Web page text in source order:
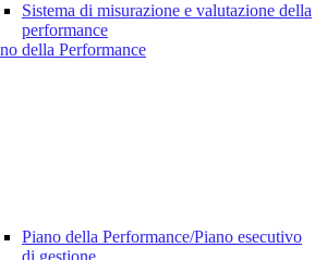
Sistema di misurazione e valutazione della
performance
della Performance
Piano della Performance/Piano esecutivo